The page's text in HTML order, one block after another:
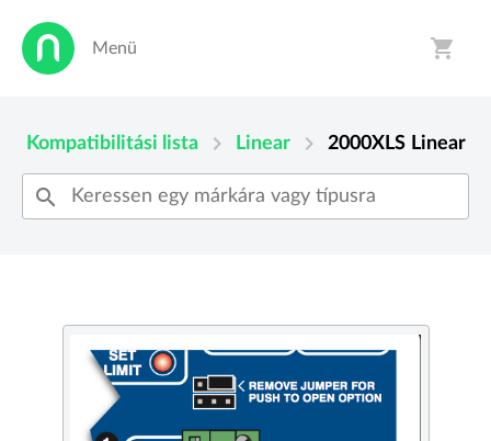
Menü shopping_cart
Kompatibilitási lista chevron_right Linear chevron_right 2000XLS Linear
search